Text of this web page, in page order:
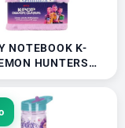
NOTEBOOK K-
HUNTERS
5426681007